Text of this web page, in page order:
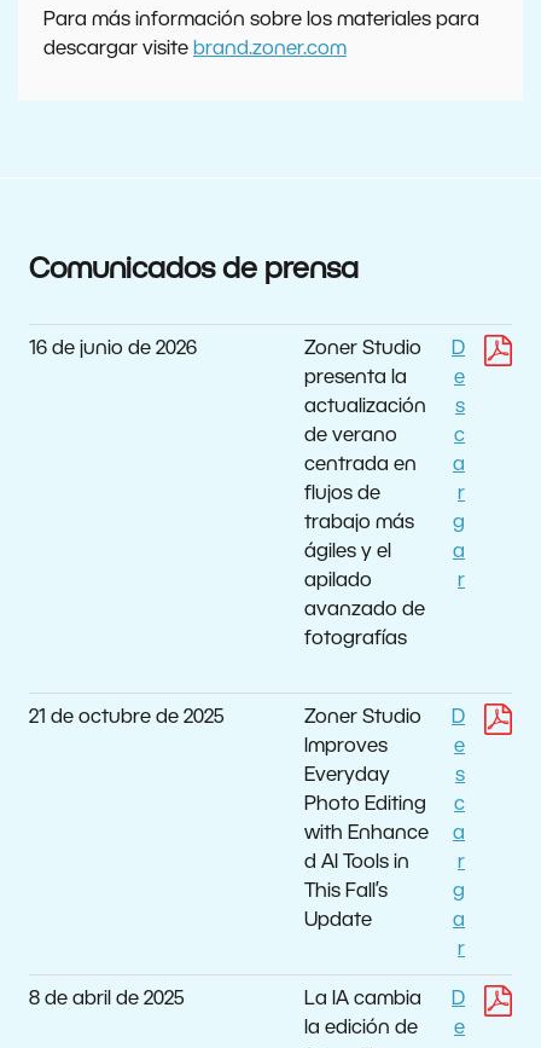
Para más información sobre los materiales para
descargar visite brand.zoner.com
Comunicados de prensa
16 de junio de 2026
Zoner Studio
presenta la
actualización
de verano
centrada en
flujos de
trabajo más
ágiles y el
apilado
avanzado de
fotografías
D
e
s
c
a
r
g
a
r
21 de octubre de 2025
Zoner Studio
Improves
Everyday
Photo Editing
with Enhance
d AI Tools in
This Fall’s
Update
D
e
s
c
a
r
g
a
r
8 de abril de 2025
La IA cambia
la edición de
D
e